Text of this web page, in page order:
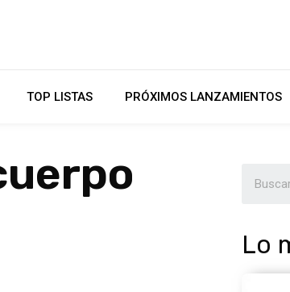
TOP LISTAS PRÓXIMOS LANZAMIENTOS
Lo